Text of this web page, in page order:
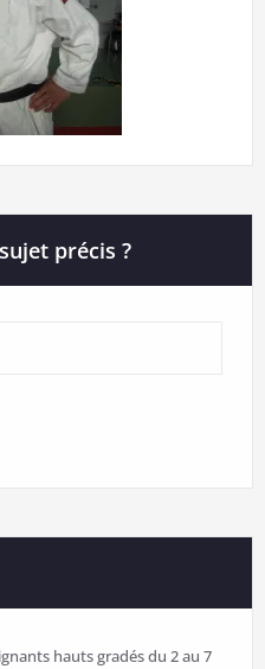
précis ?
hauts gradés du 2 au 7